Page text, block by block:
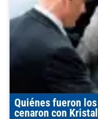
Quiénes fueron
cenaron con